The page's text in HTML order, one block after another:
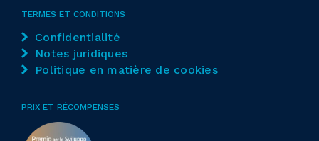
Broches pour perçages verticaux
Broches pour perçages horizontaux dans le
sens "X"
4
sens "Y"
2
TERMES ET CONDITIONS
Confidentialité
Notes juridiques
Politique en matière de cookies
PRIX ET RÉCOMPENSES